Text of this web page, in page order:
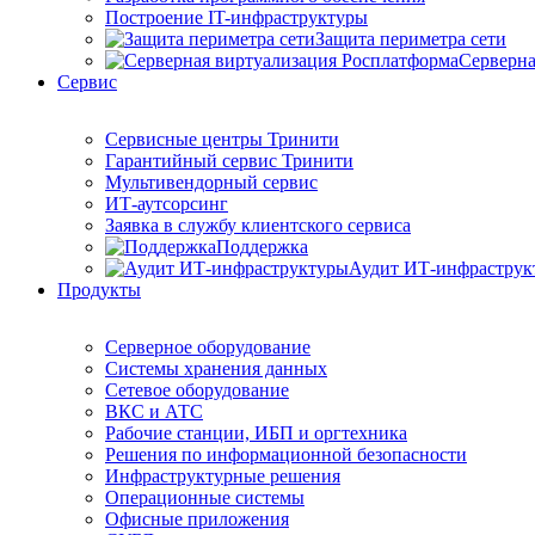
Построение IT-инфраструктуры
Защита периметра сети
Сервис
Сервисные центры Тринити
Гарантийный сервис Тринити
Мультивендорный сервис
ИТ-аутсорсинг
Заявка в службу клиентского сервиса
Поддержка
Аудит ИТ-
Продукты
Серверное оборудование
Системы хранения данных
Сетевое оборудование
ВКС и АТС
Рабочие станции, ИБП и оргтехника
Решения по информационной безопасности
Инфраструктурные решения
Операционные системы
Офисные приложения